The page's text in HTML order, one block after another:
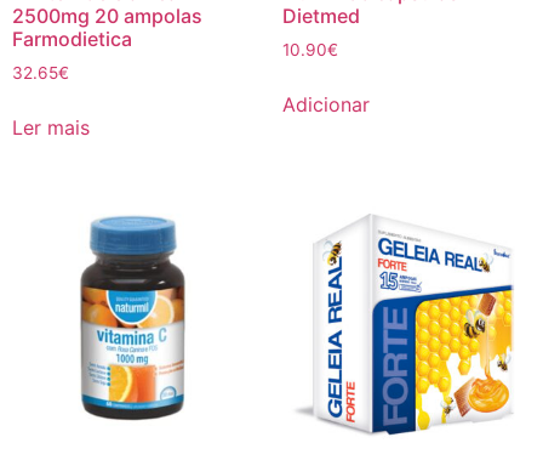
2500mg 20 ampolas
Farmodietica
32.65€
Ler mais
Dietmed
10.90€
Adicionar